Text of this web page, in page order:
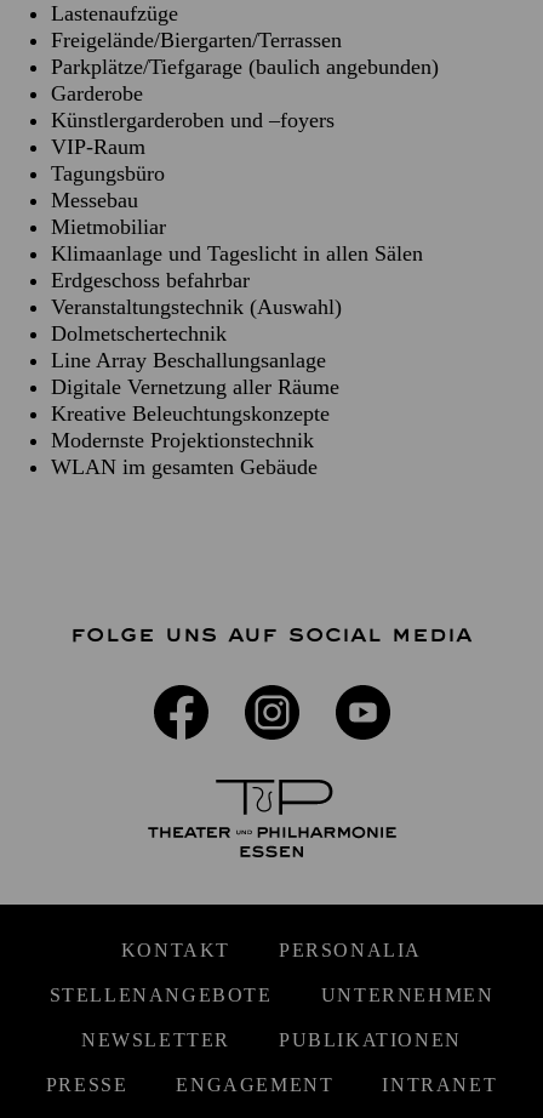
Lastenaufzüge
Freigelände/Biergarten/Terrassen
Parkplätze/Tiefgarage (baulich angebunden)
Garderobe
Künstlergarderoben und –foyers
VIP-Raum
Tagungsbüro
Messebau
Mietmobiliar
Klimaanlage und Tageslicht in allen Sälen
Erdgeschoss befahrbar
Veranstaltungstechnik (Auswahl)
Dolmetschertechnik
Line Array Beschallungsanlage
Digitale Vernetzung aller Räume
Kreative Beleuchtungskonzepte
Modernste Projektionstechnik
WLAN im gesamten Gebäude
FOLGE UNS AUF SOCIAL MEDIA
KONTAKT PERSONALIA
STELLENANGEBOTE UNTERNEHMEN
NEWSLETTER PUBLIKATIONEN
PRESSE ENGAGEMENT INTRANET